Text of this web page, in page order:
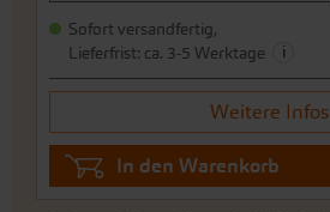
Sofort versandfertig,
Lieferfrist: ca. 3-5 Werktage
i
Weitere Infos
In den Warenkorb